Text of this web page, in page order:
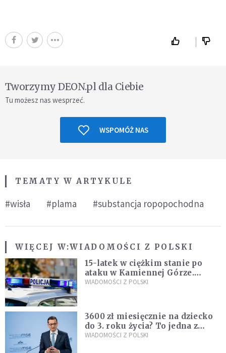
Tworzymy DEON.pl dla Ciebie
Tu możesz nas wesprzeć.
WSPOMÓŻ NAS
TEMATY W ARTYKULE
#wisła #plama #substancja ropopochodna
WIĘCEJ W:WIADOMOŚCI Z POLSKI
15-latek w ciężkim stanie po
ataku w Kamiennej Górze.
Policja zatrzymała dwóch
WIADOMOŚCI Z POLSKI
3600 zł miesięcznie na dziecko
do 3. roku życia? To jedna z
propozycji programu "Rozwój
WIADOMOŚCI Z POLSKI